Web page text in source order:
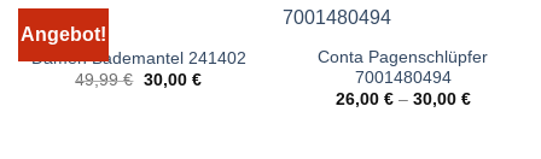
Angebot!
Damen Bademantel 241402
49,99€ Ursprünglicher
30,00 €Aktueller
Conta Pagenschlüpfer
7001480494
26,00 €– 30,00 €